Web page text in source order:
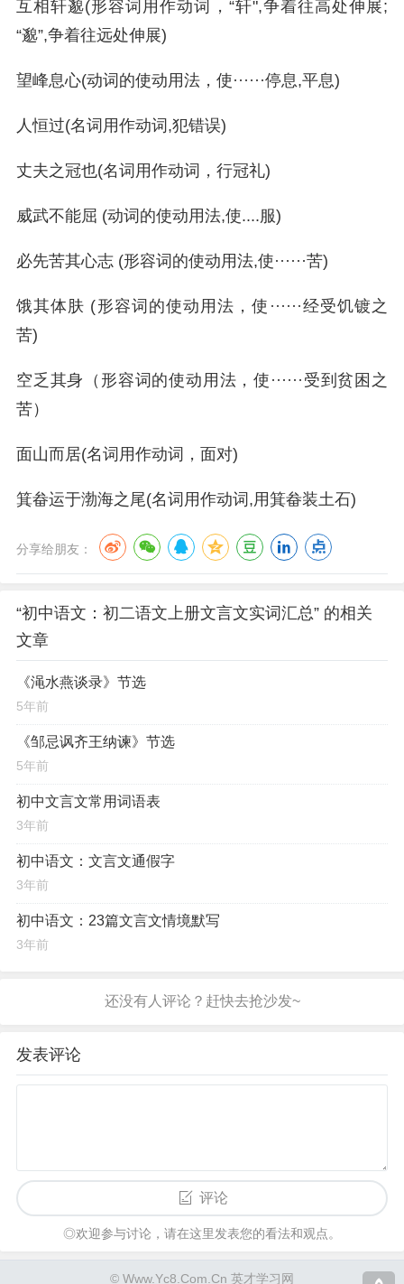
互相轩邈(形容词用作动词，“轩",争着往高处伸展;
“邈”,争着往远处伸展)
望峰息心(动词的使动用法，使······停息,平息)
人恒过(名词用作动词,犯错误)
丈夫之冠也(名词用作动词，行冠礼)
威武不能屈 (动词的使动用法,使....服)
必先苦其心志 (形容词的使动用法,使······苦)
饿其体肤 (形容词的使动用法，使······经受饥镀之
苦)
空乏其身（形容词的使动用法，使······受到贫困之
苦）
面山而居(名词用作动词，面对)
箕畚运于渤海之尾(名词用作动词,用箕畚装土石)
分享给朋友：
“初中语文：初二语文上册文言文实词汇总” 的相关
文章
《渑水燕谈录》节选
5年前
《邹忌讽齐王纳谏》节选
5年前
初中文言文常用词语表
3年前
初中语文：文言文通假字
3年前
初中语文：23篇文言文情境默写
3年前
发表评论
评论
◎欢迎参与讨论，请在这里发表您的看法和观点。
© Www.Yc8.Com.Cn 英才学习网